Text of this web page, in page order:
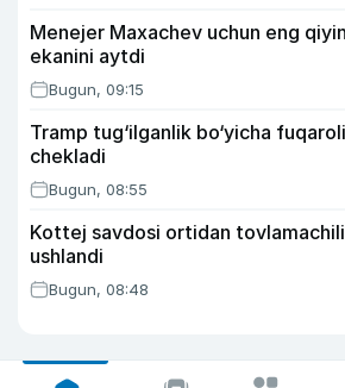
Menejer Maxachev uchun eng
ekanini aytdi
Bugun, 09:15
Tramp tug‘ilganlik bo‘yicha
chekladi
Bugun, 08:55
Kottej savdosi ortidan
ushlandi
Bugun, 08:48